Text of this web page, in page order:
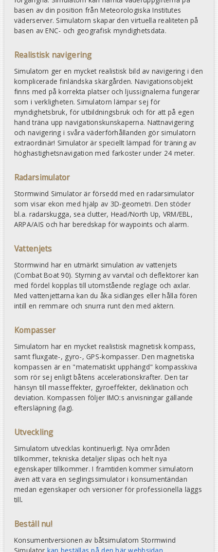
basen av din position från Meteorologiska Institutes
väderserver. Simulatorn skapar den virtuella realiteten på
basen av ENC- och geografisk myndighetsdata.
Realistisk navigering
Simulatorn ger en mycket realistisk bild av navigering i den
komplicerade finländska skärgården. Navigationsobjekt
finns med på korrekta platser och ljussignalerna fungerar
som i verkligheten. Simulatorn lämpar sej för
myndighetsbruk, för utbildningsbruk och för att på egen
hand träna upp navigationskunskaperna. Nattnavigering
och navigering i svåra väderförhållanden gör simulatorn
extraordinär! Simulator är speciellt lämpad för träning av
höghastighetsnavigation med farkoster under 24 meter.
Radarsimulator
Stormwind Simulator är försedd med en radarsimulator
som visar ekon med hjälp av 3D-geometri. Den stöder
bl.a. radarskugga, sea clutter, Head/North Up, VRM/EBL,
ARPA/AIS och har beredskap för waypoints och alarm.
Vattenjets
Stormwind har en utmärkt simulation av vattenjets
(Combat Boat 90). Styrning av varvtal och deflektorer kan
med fördel kopplas till utomstående reglage och axlar.
Med vattenjettarna kan du åka sidlänges eller hålla fören
intill en remmare och snurra runt den med aktern.
Kompasser
Simulatorn har en mycket realistisk magnetisk kompass,
samt fluxgate-, gyro-, GPS-kompasser. Den magnetiska
kompassen är en "matematiskt upphängd" kompasskiva
som rör sej enligt båtens accelerationskrafter. Den tar
hänsyn till masseffekter, gyroeffekter, deklination och
deviation. Kompassen följer IMO:s anvisningar gällande
eftersläpning (lag).
Utveckling
Simulatorn utvecklas kontinuerligt. Nya områden
tillkommer, tekniska detaljer slipas och helt nya
egenskaper tillkommer. I framtiden kommer simulatorn
även att vara en seglingssimulator i konsumentändan
medan egenskaper och versioner för professionella läggs
till.
Beställ nu!
Konsumentversionen av båtsimulatorn Stormwind
Simulator kan beställas på den här webbsidan